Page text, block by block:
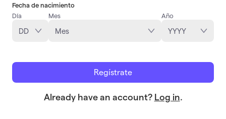
Fecha de nacimiento
Día
Mes Año
Regístrate
Already have an account? Log in.